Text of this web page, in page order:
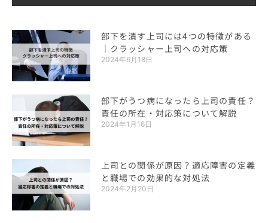
部下を潰す上司には4つの特徴がある
｜クラッシャー上司への対応策
2024年6月18日
部下がうつ病になったら上司の責任？
責任の所在・対応策について解説
2024年1月16日
上司との関係が原因？適応障害の定義
と職場での効果的な対処法
2024年2月20日